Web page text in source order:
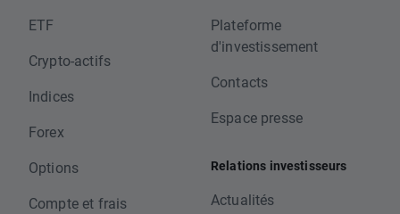
ETF
Crypto-actifs
Indices
Forex
Options
Compte et frais
Plateforme
d'investissement
Contacts
Espace presse
Relations investisseurs
Actualités